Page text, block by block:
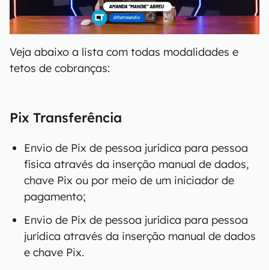
Veja abaixo a lista com todas modalidades e
tetos de cobranças:
Pix Transferência
Envio de Pix de pessoa jurídica para pessoa
física através da inserção manual de dados,
chave Pix ou por meio de um iniciador de
pagamento;
Envio de Pix de pessoa jurídica para pessoa
jurídica através da inserção manual de dados
e chave Pix.